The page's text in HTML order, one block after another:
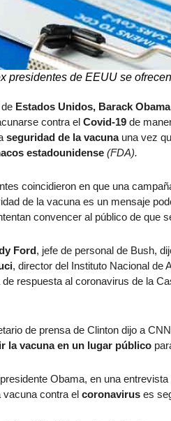
presidentes de EEUU se
Estados Unidos, Barack
contra el Covid-19 de
seguridad de la vacunauna vez
estadounidense (FDA).
coincidieron en que una
de la vacuna es un mensaje
convencer al público de que
Ford, jefe de personal de Bush,
, director del Instituto Nacional de
de respuesta al coronavirus de la
de prensa de Clinton dijo a
la vacuna en un lugar público
Obama, en una
vacuna contra el coronavirus es